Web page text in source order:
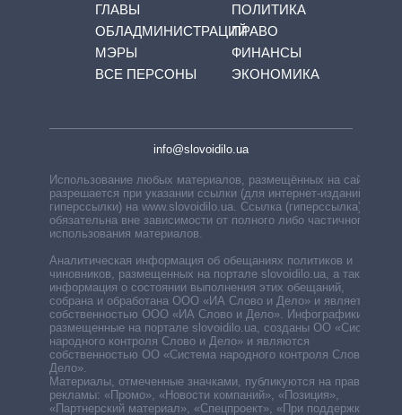
ГЛАВЫ
ОБЛАДМИНИСТРАЦИЙ
МЭРЫ
ВСЕ ПЕРСОНЫ
ПОЛИТИКА
ПРАВО
ФИНАНСЫ
ЭКОНОМИКА
info@slovoidilo.ua
Использование любых материалов, размещённых на сайте,
разрешается при указании ссылки (для интернет-изданий —
гиперссылки) на www.slovoidilo.ua. Ссылка (гиперссылка)
обязательна вне зависимости от полного либо частичного
использования материалов.
Аналитическая информация об обещаниях политиков и
чиновников, размещенных на портале slovoidilo.ua, а также
информация о состоянии выполнения этих обещаний,
собрана и обработана ООО «ИА Слово и Дело» и является
собственностью ООО «ИА Слово и Дело». Инфографики,
размещенные на портале slovoidilo.ua, созданы ОО «Система
народного контроля Слово и Дело» и являются
собственностью ОО «Система народного контроля Слово и
Дело».
Материалы, отмеченные значками, публикуются на правах
рекламы: «Промо», «Новости компаний», «Позиция»,
«Партнерский материал», «Спецпроект», «При поддержке».